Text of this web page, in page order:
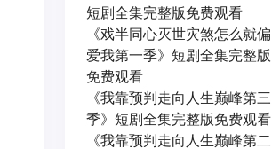
短剧全集完整版免费观看
《戏半同心灭世灾煞怎么就偏
爱我第一季》短剧全集完整版
免费观看
《我靠预判走向人生巅峰第三
季》短剧全集完整版免费观看
《我靠预判走向人生巅峰第二